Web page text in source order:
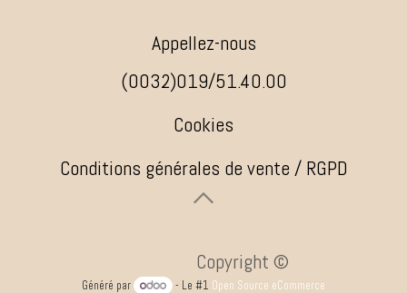
Appellez-nous
(0032)019/51.40.00
Cookies
Conditions générales de vente / RGPD
​ ​Copyright ©
Généré par - Le #1 Open Source eCommerce